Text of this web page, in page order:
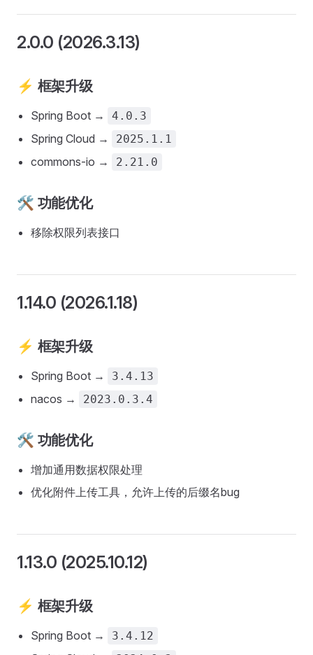
2.0.0 (2026.3.13)
⚡ 框架升级
Spring Boot → 4.0.3
Spring Cloud → 2025.1.1
commons-io → 2.21.0
🛠️ 功能优化
移除权限列表接口
1.14.0 (2026.1.18)
⚡ 框架升级
Spring Boot → 3.4.13
nacos → 2023.0.3.4
🛠️ 功能优化
增加通用数据权限处理
优化附件上传工具，允许上传的后缀名bug
1.13.0 (2025.10.12)
⚡ 框架升级
Spring Boot → 3.4.12